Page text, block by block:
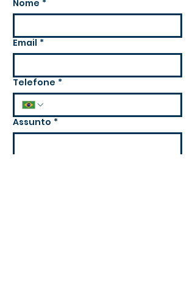
Nome *
Email *
Telefone *
Assunto *